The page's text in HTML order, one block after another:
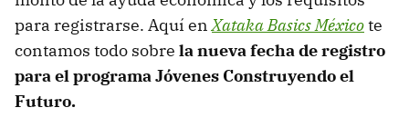
para registrarse. Aquí enXataka Basics Méxicote
contamos todo sobre la nueva fecha de registro
para el programaJóvenes Construyendo el
Futuro.